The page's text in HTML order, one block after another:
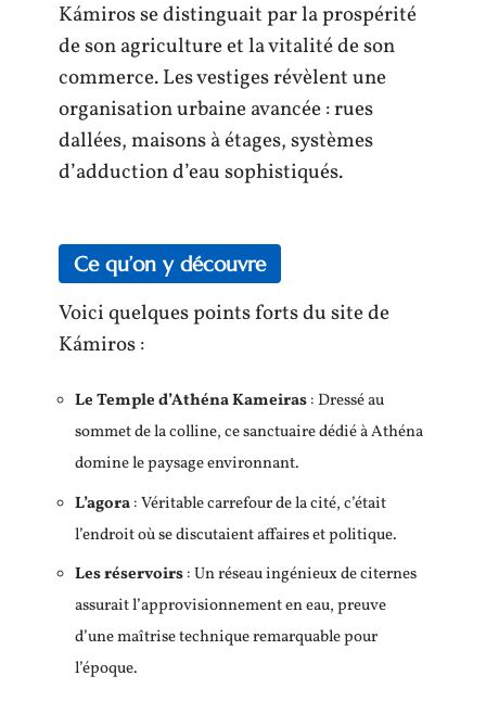
Kámiros se distinguait par la prospérité
de son agriculture et la vitalité de son
commerce. Les vestiges révèlent une
organisation urbaine avancée : rues
dallées, maisons à étages, systèmes
d’adduction d’eau sophistiqués.
Ce qu’on y découvre
Voici quelques points forts du site de
Kámiros :
Le Temple d’Athéna Kameiras: Dressé au
sommet de la colline, ce sanctuaire dédié à Athéna
domine le paysage environnant.
L’agora: Véritable carrefour de la cité, c’était
l’endroit où se discutaient affaires et politique.
Les réservoirs: Un réseau ingénieux de citernes
assurait l’approvisionnement en eau, preuve
d’une maîtrise technique remarquable pour
l’époque.